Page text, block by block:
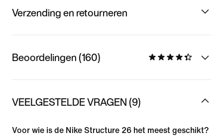
Verzending en retourneren
Beoordelingen (160)
VEELGESTELDE VRAGEN (9)
Voor wie is de Nike Structure 26 het meest geschikt?